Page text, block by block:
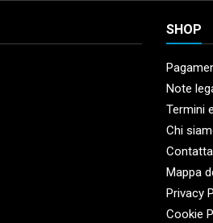
SHOP
Note
Termini
Chi
Mappa
Privacy
Cookie